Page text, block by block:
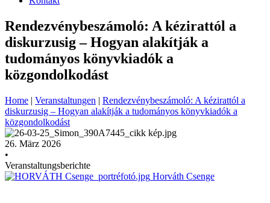
Rendezvénybeszámoló: A kézirattól a
diskurzusig – Hogyan alakítják a
tudományos könyvkiadók a
közgondolkodást
Home | Veranstaltungen | Rendezvénybeszámoló: A kézirattól a
diskurzusig – Hogyan alakítják a tudományos könyvkiadók a
közgondolkodást
26. März 2026
•
Veranstaltungsberichte
Horváth Csenge